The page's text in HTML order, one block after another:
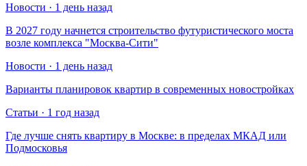
Новости · 1 день назад
В 2027 году начнется строительство футуристического моста
возле комплекса "Москва-Сити"
Новости · 1 день назад
Варианты планировок квартир в современных новостройках
Статьи · 1 год назад
Где лучше снять квартиру в Москве: в пределах МКАД или
Подмосковья